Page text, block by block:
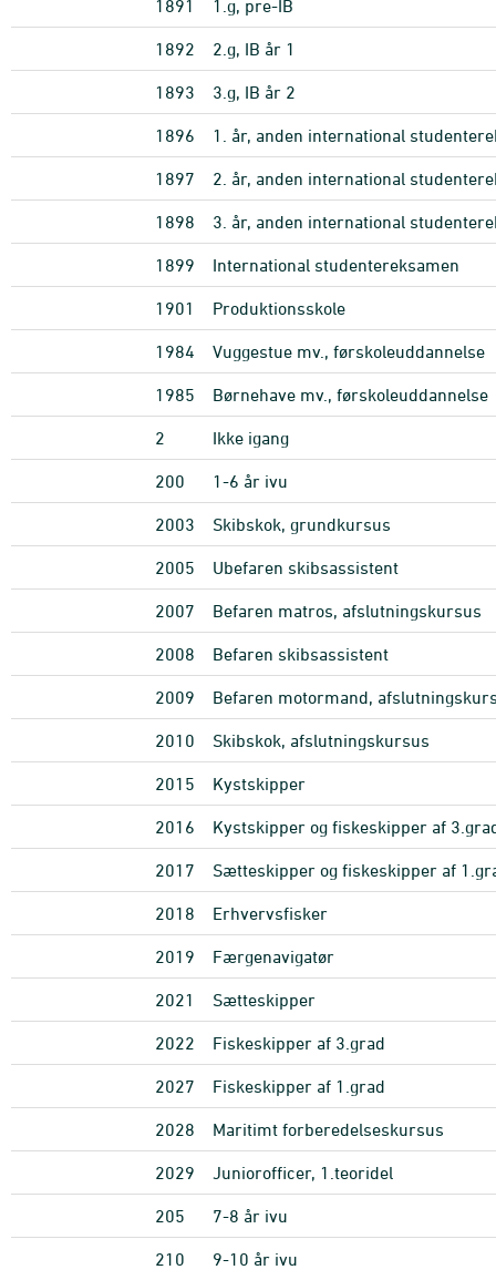
1891 1.g, pre-IB
1892 2.g, IB år 1
1893 3.g, IB år 2
1896 1. år, anden international
1897 2. år, anden international
1898 3. år, anden international
1899 International studentereksamen
1901 Produktionsskole
1984 Vuggestue mv., førskoleuddannelse
1985 Børnehave mv., førskoleuddannelse
2 Ikke igang
200 1-6 år ivu
2003 Skibskok, grundkursus
2005 Ubefaren skibsassistent
2007 Befaren matros, afslutningskursus
2008 Befaren skibsassistent
2009 Befaren motormand,
2010 Skibskok, afslutningskursus
2015 Kystskipper
2016 Kystskipper og fiskeskipper af
2017 Sætteskipper og fiskeskipper af
2018 Erhvervsfisker
2019 Færgenavigatør
2021 Sætteskipper
2022 Fiskeskipper af 3.grad
2027 Fiskeskipper af 1.grad
2028 Maritimt forberedelseskursus
2029 Juniorofficer, 1.teoridel
205 7-8 år ivu
210 9-10 år ivu